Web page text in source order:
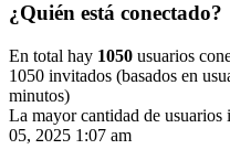
¿Quién está conectado?
En total hay 1050 usuarios
1050 invitados (basados en
minutos)
La mayor cantidad de usuarios
05, 2025 1:07 am